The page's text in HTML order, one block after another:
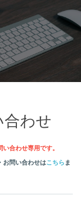
合わせ
合わせ専用です。
お問い合わせはこちら ま